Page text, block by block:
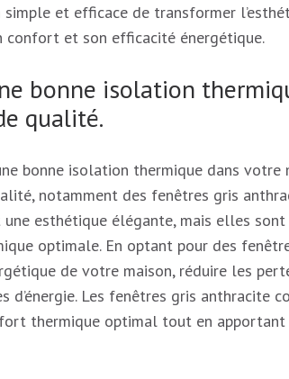
simple et efficace de transformer
confort et son efficacité énergétique.
bonne isolation
qualité.
bonne isolation thermique dans
notamment des fenêtres gris
une esthétique élégante, mais elles
optimale. En optant pour des
de votre maison, réduire les
d’énergie. Les fenêtres gris anthracite
thermique optimal tout en